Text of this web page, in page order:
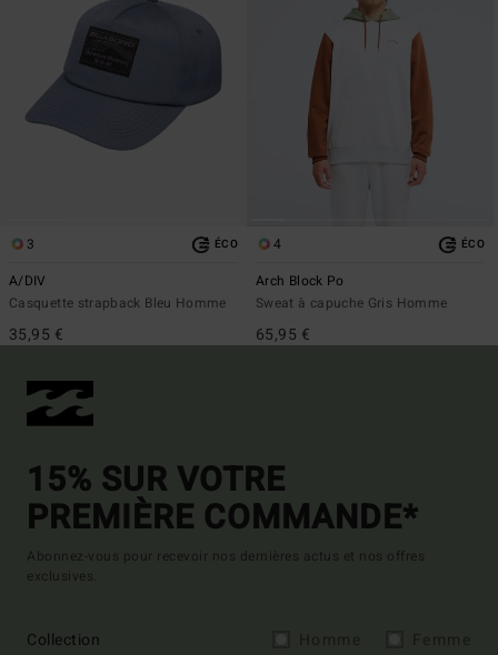
3 ÉCO
A/DIV
Casquette strapback Bleu Homme
35,95 €
4 ÉCO
Arch Block Po
Sweat à capuche Gris Homme
65,95 €
15% SUR VOTRE
PREMIÈRE COMMANDE*
Abonnez-vous pour recevoir nos dernières actus et nos offres
exclusives.
Collection